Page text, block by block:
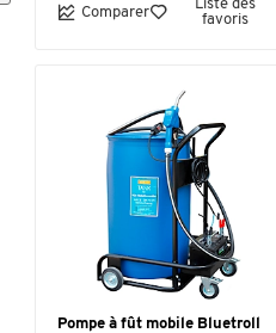
Comparer
Liste des
favoris
Pompe à fût mobile Bluetroll